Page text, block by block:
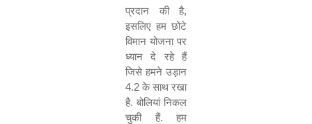
प्रदान
की है,
इसलिए हम छोटे
विमान योजना पर
ध्यान
दे रहे
हैं
जिसे हमने उड़ान
4.2 के साथ रखा
है. बोलियां निकल
चुकी
हैं. हम